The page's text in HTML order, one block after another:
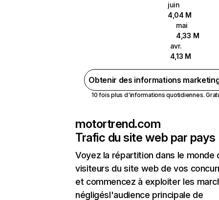
juin
4,04 M
mai
4,33 M
avr.
4,13 M
Obtenir des informations
10 fois plus d'informations quotidiennes.
motortrend.com
Trafic du site web par pays
Voyez la répartition dans le monde
visiteurs du site web de vos
et commencez à exploiter les
négligésl'audience principale de